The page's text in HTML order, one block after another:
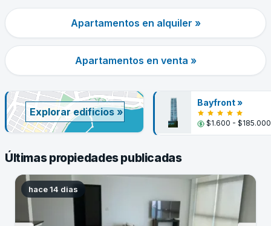
Apartamentos en alquiler »
Apartamentos en venta »
Explorar edificios »
Bayfront »
$1.600 - $185.000
Últimas propiedades publicadas
hace 14 dias